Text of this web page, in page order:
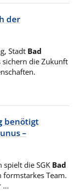
der
Stadt Bad
die Zukunft
benötigt
–
spielt die SGK Bad
Team.
...